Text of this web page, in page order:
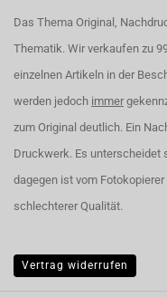
Das Thema Original,
Thematik. Wir verkaufen zu
einzelnen Artikeln in der
werden jedoch immer
zum Original deutlich. Ein
Druckwerk. Es unterscheidet
dagegen ist vom
schlechterer Qualität.
Vertrag widerrufen